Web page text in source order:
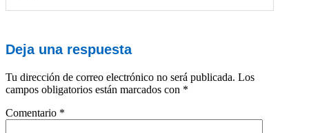
Deja una respuesta
Tu dirección de correo electrónico no será publicada. Los
campos obligatorios están marcados con *
Comentario *